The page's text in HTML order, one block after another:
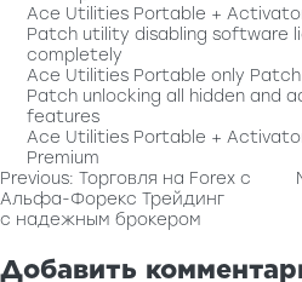
Ace Utilities Portable +
Patch utility disabling software
completely
Ace Utilities Portable only Patch
Patch unlocking all hidden and
features
Ace Utilities Portable +
Premium
Навигация
по
Previous: Торговля на Forex с
Альфа-Форекс Трейдинг
с надежным брокером
Добавить